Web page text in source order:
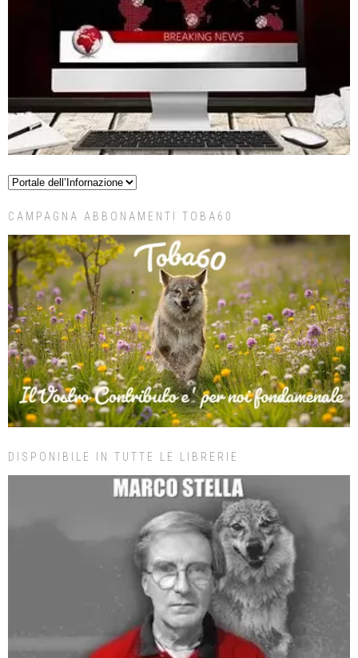
CAMPAGNA ABBONAMENTI TOBA60
DISPONIBILE IN TUTTE LE LIBRERIE